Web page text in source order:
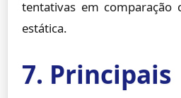
tentativas em comparação
estática.
7. Principais